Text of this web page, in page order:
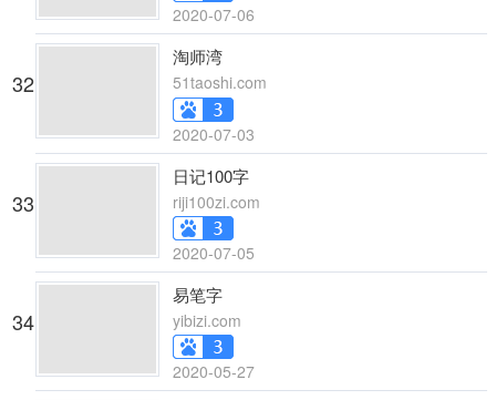
2020-07-06
32
淘师湾
51taoshi.com
2020-07-03
33
日记100字
riji100zi.com
2020-07-05
34
易笔字
yibizi.com
2020-05-27